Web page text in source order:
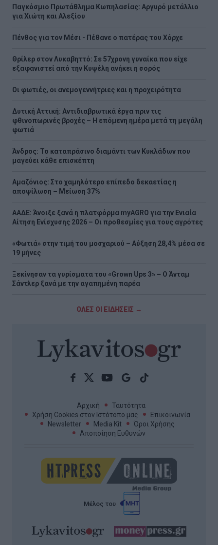
Παγκόσμιο Πρωτάθλημα Κωπηλασίας: Αργυρό μετάλλιο
για Χιώτη και Αλεξίου
Πένθος για τον Μέσι - Πέθανε ο πατέρας του Χόρχε
Θρίλερ στον Λυκαβηττό: Σε 57χρονη γυναίκα που είχε
εξαφανιστεί από την Κυψέλη ανήκει η σορός
Οι φωτιές, οι ανεμογεννήτριες και η προχειρότητα
Δυτική Αττική: Αντιδιαβρωτικά έργα πριν τις
φθινοπωρινές βροχές – Η επόμενη ημέρα μετά τη μεγάλη
φωτιά
Άνδρος: Το καταπράσινο διαμάντι των Κυκλάδων που
μαγεύει κάθε επισκέπτη
Αμαζόνιος: Στο χαμηλότερο επίπεδο δεκαετίας η
αποψίλωση – Μείωση 37%
ΑΑΔΕ: Άνοιξε ξανά η πλατφόρμα myAGRO για την Ενιαία
Αίτηση Ενίσχυσης 2026 – Οι προθεσμίες για τους αγρότες
«Φωτιά» στην τιμή του μοσχαριού – Αύξηση 28,4% μέσα σε
19 μήνες
Ξεκίνησαν τα γυρίσματα του «Grown Ups 3» – Ο Άνταμ
Σάντλερ ξανά με την αγαπημένη παρέα
ΟΛΕΣ ΟΙ ΕΙΔΗΣΕΙΣ →
Αρχική
Ταυτότητα
Χρήση Cookies στον Ιστότοπο μας
Επικοινωνία
Newsletter
Media Kit
Όροι Χρήσης
Αποποίηση Ευθυνών
Μέλος του